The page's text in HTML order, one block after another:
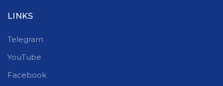
LINKS
Telegram
YouTube
Facebook